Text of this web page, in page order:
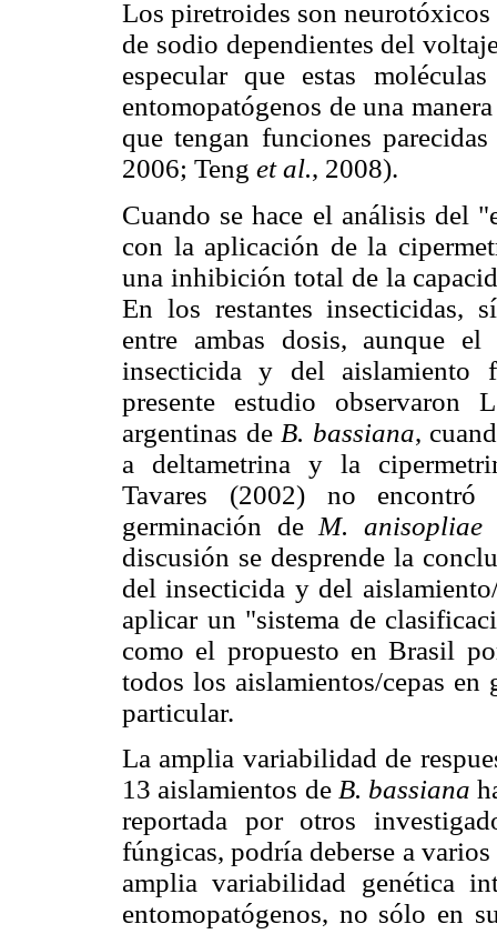
Los piretroides son neurotóxicos
de sodio dependientes del
especular que estas
entomopatógenos de una
que tengan funciones
2006; Teng et al., 2008).
Cuando se hace el análisis del
con la aplicación de la
una inhibición total de la
En los restantes insecticidas,
entre ambas dosis, aunque
insecticida y del aislamiento
presente estudio
argentinas de B. bassiana,
a deltametrina y la
Tavares (2002) no encontró
germinación de M. anisopliae
discusión se desprende la
del insecticida y del
aplicar un "sistema de
como el propuesto en Brasil
todos los aislamientos/cepas en
particular.
La amplia variabilidad de
13 aislamientos de B. bassiana
reportada por otros
fúngicas, podría deberse a
amplia variabilidad genética
entomopatógenos, no sólo en